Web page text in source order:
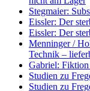
Stegmaier:
Eissler: Der
Eissler: Der
Menninger /
Technik –
Gabriel:
Studien zu
Studien zu